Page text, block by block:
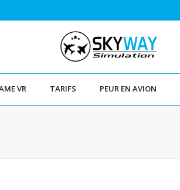
VR TARIFS PEUR EN AVION